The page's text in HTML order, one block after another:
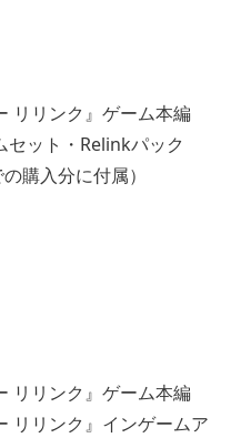
リリンク』ゲーム本編
セット・Relinkパック
購入分に付属）
リリンク』ゲーム本編
リリンク』インゲームア